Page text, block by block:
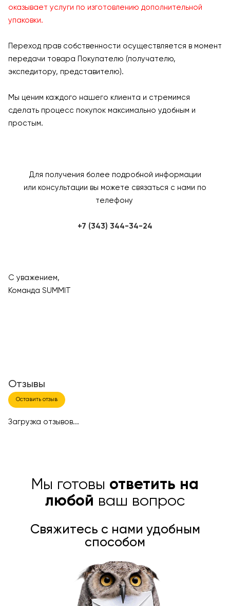
оказывает услуги по изготовлению дополнительной
упаковки.
Переход прав собственности осуществляется в момент
передачи товара Покупателю (получателю,
экспедитору, представителю).
Мы ценим каждого нашего клиента и стремимся
сделать процесс покупок максимально удобным и
простым.
Для получения более подробной информации
или консультации вы можете связаться с нами по
телефону
+7 (343) 344-34-24
С уважением,
Команда SUMMIT
Отзывы
Оставить отзыв
Загрузка отзывов...
Мы готовы ответить на
любой ваш вопрос
Свяжитесь с нами удобным
способом